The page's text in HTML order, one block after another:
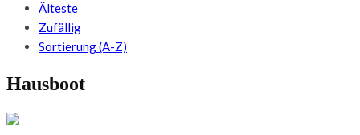
Älteste
Zufällig
Sortierung (A-Z)
Hausboot